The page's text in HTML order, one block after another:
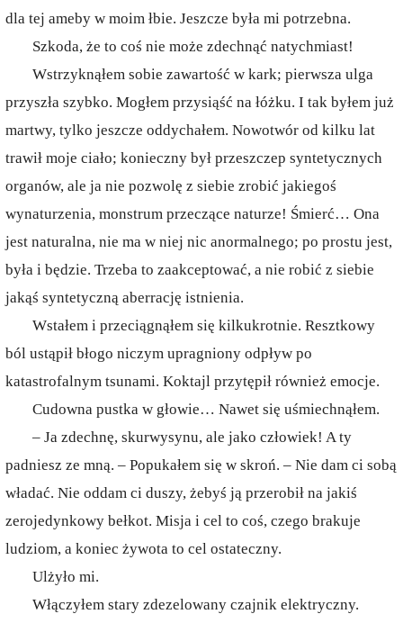
dla tej ameby w moim łbie. Jeszcze była mi potrzebna.
Szkoda, że to coś nie może zdechnąć natychmiast!
Wstrzyknąłem sobie zawartość w kark; pierwsza ulga
przyszła szybko. Mogłem przysiąść na łóżku. I tak byłem już
martwy, tylko jeszcze oddychałem. Nowotwór od kilku lat
trawił moje ciało; konieczny był przeszczep syntetycznych
organów, ale ja nie pozwolę z siebie zrobić jakiegoś
wynaturzenia, monstrum przeczące naturze! Śmierć… Ona
jest naturalna, nie ma w niej nic anormalnego; po prostu jest,
była i będzie. Trzeba to zaakceptować, a nie robić z siebie
jakąś syntetyczną aberrację istnienia.
Wstałem i przeciągnąłem się kilkukrotnie. Resztkowy
ból ustąpił błogo niczym upragniony odpływ po
katastrofalnym tsunami. Koktajl przytępił również emocje.
Cudowna pustka w głowie… Nawet się uśmiechnąłem.
– Ja zdechnę, skurwysynu, ale jako człowiek! A ty
padniesz ze mną. – Popukałem się w skroń. – Nie dam ci sobą
władać. Nie oddam ci duszy, żebyś ją przerobił na jakiś
zerojedynkowy bełkot. Misja i cel to coś, czego brakuje
ludziom, a koniec żywota to cel ostateczny.
Ulżyło mi.
Włączyłem stary zdezelowany czajnik elektryczny.